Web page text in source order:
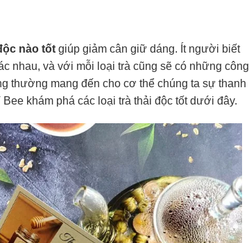
nào tốt giúp giảm cân giữ dáng. Ít người biết
nhau, và với mỗi loại trà cũng sẽ có những công
thường mang đến cho cơ thể chúng ta sự thanh
khám phá các loại trà thải độc tốt dưới đây.